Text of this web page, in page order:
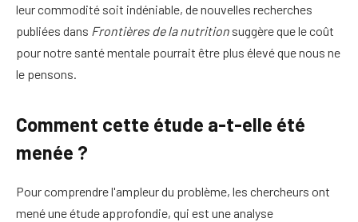
leur commodité soit indéniable, de nouvelles recherches
publiées dans Frontières de la nutrition suggère que le coût
pour notre santé mentale pourrait être plus élevé que nous ne
le pensons.
Comment cette étude a-t-elle été
menée ?
Pour comprendre l'ampleur du problème, les chercheurs ont
mené une étude approfondie, qui est une analyse